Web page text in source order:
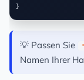
💡 Passen Sie
Namen Ihrer